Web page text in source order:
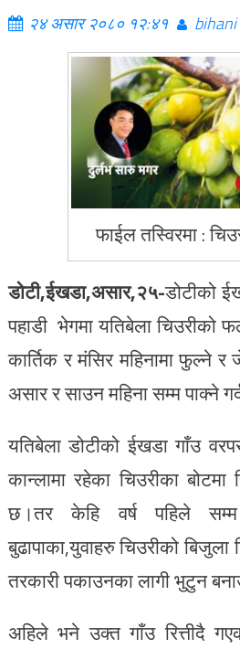
२४ असार २०८० १२:४१ bihani
फाईल तस्विरमा :
डोटी,ईखडा,असार,२५-डोटीको
पहाडी भेगमा यतिबेला चिउरीको
कार्तिक र मंसिर महिनामा फुल्ने
असार र साउन महिना सम्म पाक्ने
यतिबेला डोटीको ईखडा गाँउ
कान्लामा रहेका चिउरीका
छ।तर केहि वर्ष पहिले
बुढापाका,युवाहरु चिउरीको बिजुला
तरकारी पकाउनका लागी भुटुन
अहिले भने उक्त गाँउ रित्तीदै